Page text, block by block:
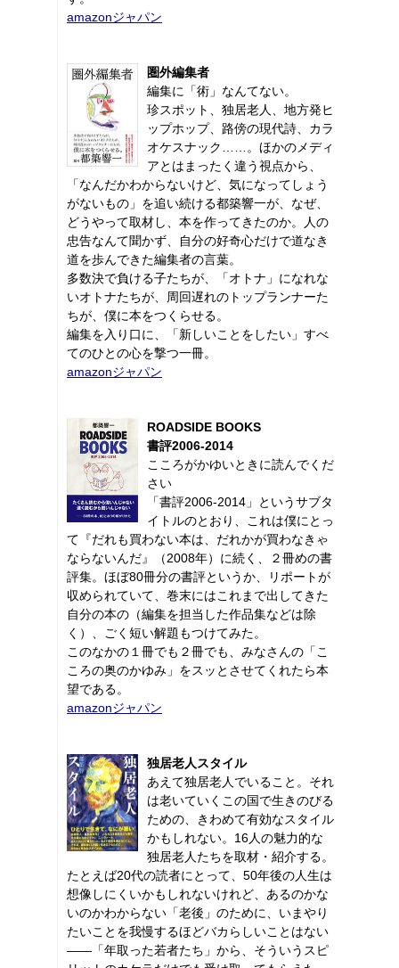
amazonジャパン
圏外編集者
編集に「術」なんてない。
珍スポット、独居老人、地方発ヒ
ップホップ、路傍の現代詩、カラ
オケスナック……。ほかのメディ
アとはまったく違う視点から、
「なんだかわからないけど、気になってしょう
がないもの」を追い続ける都築響一が、なぜ、
どうやって取材し、本を作ってきたのか。人の
忠告なんて聞かず、自分の好奇心だけで道なき
道を歩んできた編集者の言葉。
多数決で負ける子たちが、「オトナ」になれな
いオトナたちが、周回遅れのトップランナーた
ちが、僕に本をつくらせる。
編集を入り口に、「新しいことをしたい」すべ
てのひとの心を撃つ一冊。
amazonジャパン
ROADSIDE BOOKS
書評2006-2014
こころがかゆいときに読んでくだ
さい
「書評2006-2014」というサブタ
イトルのとおり、これは僕にとっ
て『だれも買わない本は、だれかが買わなきゃ
ならないんだ』（2008年）に続く、２冊めの書
評集。ほぼ80冊分の書評というか、リポートが
収められていて、巻末にはこれまで出してきた
自分の本の（編集を担当した作品集などは除
く）、ごく短い解題もつけてみた。
このなかの１冊でも２冊でも、みなさんの「こ
ころの奥のかゆみ」をスッとさせてくれたら本
望である。
amazonジャパン
独居老人スタイル
あえて独居老人でいること。それ
は老いていくこの国で生きのびる
ための、きわめて有効なスタイル
かもしれない。16人の魅力的な
独居老人たちを取材・紹介する。
たとえば20代の読者にとって、50年後の人生は
想像しにくいかもしれないけれど、あるのかな
いのかわからない「老後」のために、いまやり
たいことを我慢するほどバカらしいことはない
――「年取った若者たち」から、そういうスピ